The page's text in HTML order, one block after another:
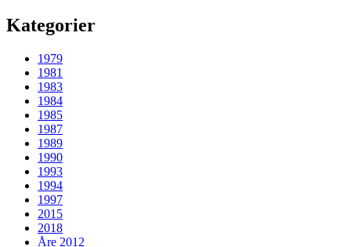
Kategorier
1979
1981
1983
1984
1985
1987
1989
1990
1993
1994
1997
2015
2018
Åre 2012